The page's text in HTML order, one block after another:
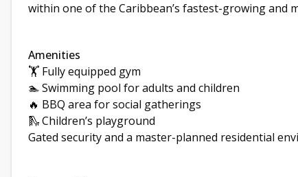
within one of the Caribbean’s fastest-growing and
Amenities
🏋️ Fully equipped gym
🏊 Swimming pool for adults and children
🔥 BBQ area for social gatherings
🛝 Children’s playground
Gated security and a master-planned residential